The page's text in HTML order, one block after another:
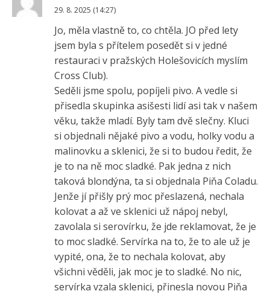
29. 8. 2025 (14:27)
Jo, měla vlastně to, co chtěla. JO před lety
jsem byla s přítelem posedět si v jedné
restauraci v pražských Holešovicích myslím
Cross Club).
Seděli jsme spolu, popíjeli pivo. A vedle si
přisedla skupinka asišesti lidí asi tak v našem
věku, takže mladí. Byly tam dvě slečny. Kluci
si objednali nějaké pivo a vodu, holky vodu a
malinovku a sklenici, že si to budou ředit, že
je to na ně moc sladké. Pak jedna z nich
taková blondýna, ta si objednala Piňa Coladu.
Jenže jí přišly prý moc přeslazená, nechala
kolovat a až ve sklenici už nápoj nebyl,
zavolala si serovírku, že jde reklamovat, že je
to moc sladké. Servírka na to, že to ale už je
vypité, ona, že to nechala kolovat, aby
všichni věděli, jak moc je to sladké. No nic,
servírka vzala sklenici, přinesla novou Piňa